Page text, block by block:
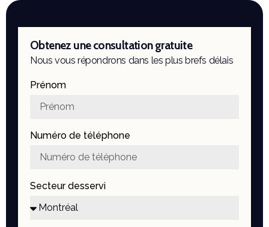
Obtenez une consultation gratuite
Nous vous répondrons dans les plus brefs délais
Prénom
Numéro de téléphone
Secteur desservi